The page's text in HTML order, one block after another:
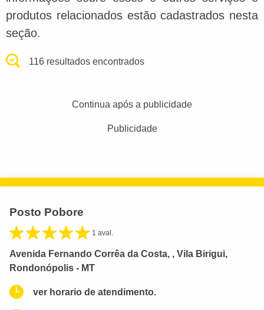
produtos relacionados estão cadastrados nesta
seção.
116 resultados encontrados
Continua após a publicidade
Publicidade
Posto Pobore
1 aval.
Avenida Fernando Corrêa da Costa, , Vila Birigui,
Rondonópolis - MT
ver horario de atendimento.